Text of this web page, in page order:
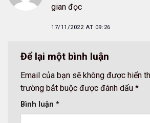
gian đọc
17/11/2022 AT 09:26
Để lại một bình luận
Email của bạn sẽ không được hiển
trường bắt buộc được đánh dấu *
Bình luận *